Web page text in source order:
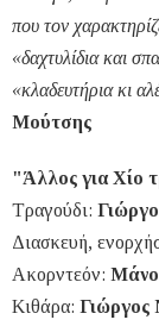
που τον
«δαχτυλίδια και
«κλαδευτήρια κι
Μούτσης
"Άλλος για Χίο
Τραγούδι:
Διασκευή,
Ακορντεόν:
Κιθάρα: Γιώργος